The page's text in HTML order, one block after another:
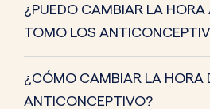
¿PUEDO CAMBIAR LA HORA
TOMO LOS
¿CÓMO CAMBIAR LA HORA
ANTICONCEPTIVO?